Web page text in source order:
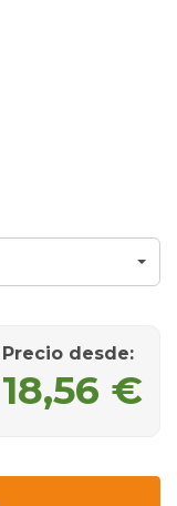
Precio desde:
18,56 €